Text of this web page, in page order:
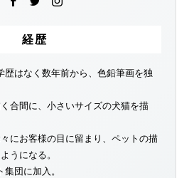
経歴
はなく数年前から、色鉛筆画を独
合間に、小さいサイズの犬猫を描
にお客様の目に留まり、ペットの描
うになる。
団に加入。